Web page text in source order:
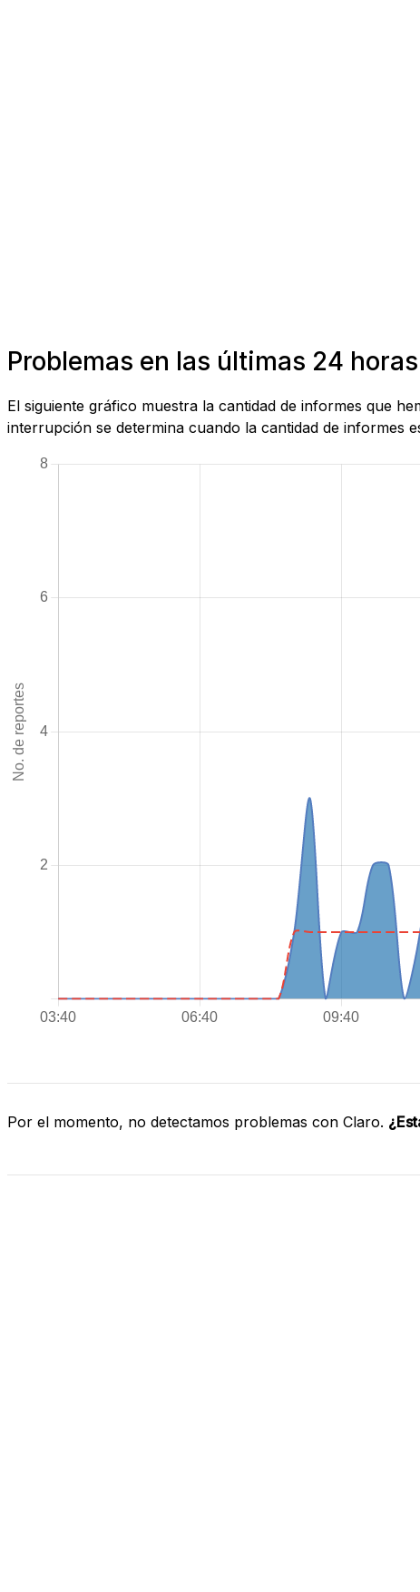
Problemas en las últimas 24
El siguiente gráfico muestra la cantidad de informes que
interrupción se determina cuando la cantidad de informes
Por el momento, no detectamos problemas con Claro.